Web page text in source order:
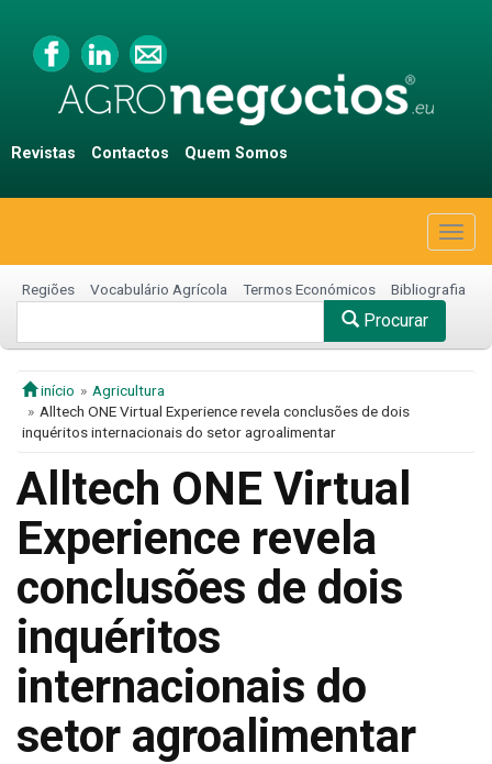
Revistas Contactos Quem Somos
Regiões Vocabulário Agrícola Termos Económicos Bibliografia
Procurar
início
Agricultura
Alltech ONE Virtual Experience revela conclusões de dois
inquéritos internacionais do setor agroalimentar
Alltech ONE Virtual
Experience revela
conclusões de dois
inquéritos
internacionais do
setor agroalimentar